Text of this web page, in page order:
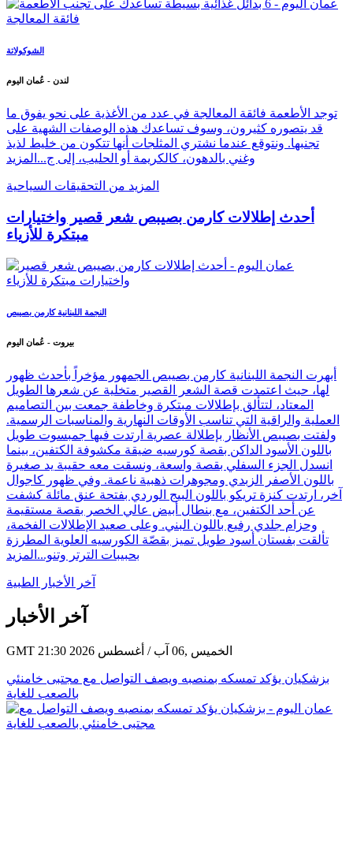
الشوكولاتة
لندن - عُمان اليوم
توجد الأطعمة فائقة المعالجة في عدد من الأغذية على نحو يفوق ما
قد يتصوره كثيرون، وسوف تساعدك هذه الوصفات الشهية على
تجنبها. ونتوقع عندما نشتري المثلجات أنها تتكون من خليط لذيذ
وغني بالدهون، كالكريمة أو الحليب، إلى ج... المزيد
المزيد من التحقيقات السياحية
أحدث إطلالات كارمن بصيبص شعر قصير واختيارات
مبتكرة للأزياء
النجمة اللبنانية كارمن بصيبص
بيروت - عُمان اليوم
أبهرت النجمة اللبنانية كارمن بصيبص الجمهور مؤخراً بأحدث ظهور
لها، حيث اعتمدت قصة الشعر القصير متخلية عن شعرها الطويل
المعتاد، لتتألق بإطلالات مبتكرة وخاطفة جمعت بين التصاميم
العملية والراقية التي تناسب الأوقات النهارية والمناسبات الرسمية.
ولفتت بصيبص الأنظار بإطلالة عصرية ارتدت فيها جمبسوت طويل
باللون الأسود الداكن بقصة كورسيه ضيقة مكشوفة الكتفين، بينما
انسدل الجزء السفلي بقصة واسعة، ونسقت معه حقيبة يد صغيرة
باللون الأصفر الزبدي ومجوهرات ذهبية ناعمة. وفي ظهور كاجوال
آخر، ارتدت كنزة تريكو باللون البيج الوردي بفتحة عنق مائلة كشفت
عن أحد الكتفين، مع بنطال أبيض عالي الخصر بقصة مستقيمة
وحزام جلدي رفيع باللون البني. وعلى صعيد الإطلالات الفخمة،
تألقت بفستان أسود طويل تميز بقصّة الكورسيه العلوية المطرزة
بحبيبات الترتر وتنو... المزيد
آخر الأخبار الطبية
آخر الأخبار
GMT 21:30 2026 الخميس ,06 آب / أغسطس
بزشكيان يؤكد تمسكه بمنصبه ويصف التواصل مع مجتبى خامنئي
بالصعب للغاية